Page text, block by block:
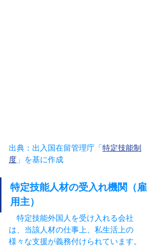
出典：出入国在留管理庁「 特定技能制
度 」を基に作成
特定技能人材の受入れ機関（雇
用主）
特定技能外国人を受け入れる会社
は、当該人材の仕事上、私生活上の
様々な支援が義務付けられています。